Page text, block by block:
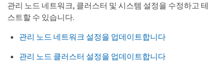
관리 노드 네트워크, 클러스터 및 시스템 설정을 수정하고 테
스트할 수 있습니다.
관리 노드 네트워크 설정을 업데이트합니다
관리 노드 클러스터 설정을 업데이트합니다